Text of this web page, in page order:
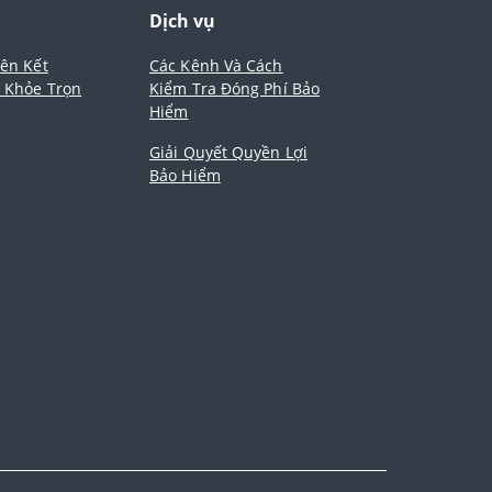
Kết
Khỏe Trọn
Dịch vụ
Các Kênh Và Cách
Kiểm Tra Đóng Phí Bảo
Hiểm
Giải Quyết Quyền Lợi
Bảo Hiểm